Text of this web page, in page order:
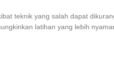
teknik yang salah dapat
latihan yang lebih